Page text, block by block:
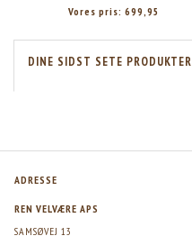
Vores pris: 699,95
DINE SIDST SETE PRODUKTER
ADRESSE
REN VELVÆRE APS
SAMSØVEJ 13